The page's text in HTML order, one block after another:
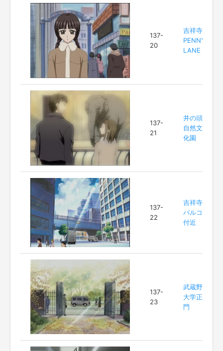
137-
20
吉祥寺
PENNY
LANE
137-
21
井の頭
自然文
化園
137-
22
吉祥寺
パルコ
付近
137-
23
武蔵野
大学正
門